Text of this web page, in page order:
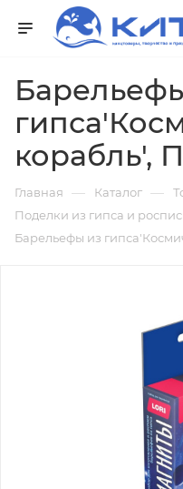
корабль',
Главная — Каталог —
Поделки из гипса и
Барельефы из